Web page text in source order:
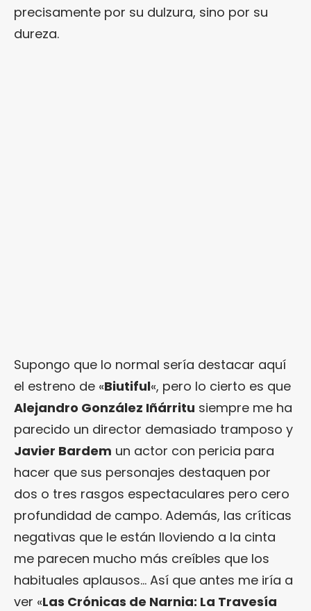
precisamente por su dulzura, sino por su
dureza.
Supongo que lo normal sería destacar aquí
el estreno de «Biutiful«, pero lo cierto es que
Alejandro González Iñárritu siempre me ha
parecido un director demasiado tramposo y
Javier Bardem un actor con pericia para
hacer que sus personajes destaquen por
dos o tres rasgos espectaculares pero cero
profundidad de campo. Además, las críticas
negativas que le están lloviendo a la cinta
me parecen mucho más creíbles que los
habituales aplausos… Así que antes me iría a
ver «Las Crónicas de Narnia: La Travesía